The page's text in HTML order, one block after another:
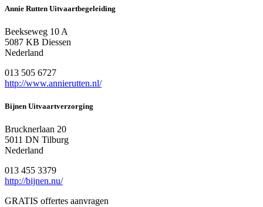
Annie Rutten Uitvaartbegeleiding
Beekseweg 10 A
5087 KB Diessen
Nederland
013 505 6727
http://www.annierutten.nl/
Bijnen Uitvaartverzorging
Brucknerlaan 20
5011 DN Tilburg
Nederland
013 455 3379
http://bijnen.nu/
GRATIS offertes aanvragen